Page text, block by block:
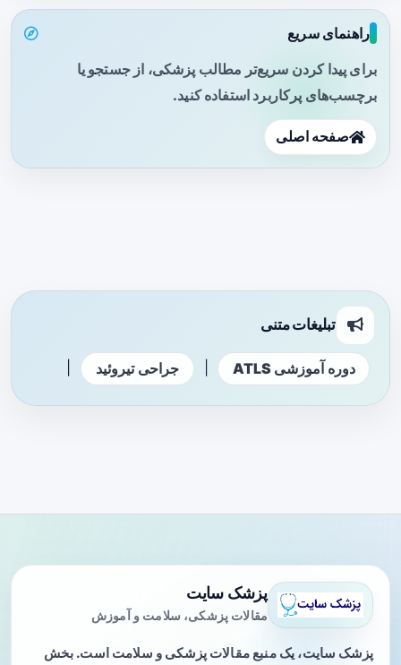
راهنمای سریع
برای پیدا کردن سریع‌تر مطالب پزشکی، از جستجو یا
برچسب‌های پرکاربرد استفاده کنید.
صفحه اصلی
تبلیغات متنی
دوره آموزشی ATLS جراحی تیروئید
پزشک سایت
مقالات پزشکی، سلامت و آموزش
پزشک سایت، یک منبع مقالات پزشکی و سلامت است. بخش